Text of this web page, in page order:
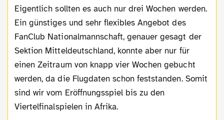
Eigentlich sollten es auch nur drei Wochen werden.
Ein günstiges und sehr flexibles Angebot des
FanClub Nationalmannschaft, genauer gesagt der
Sektion Mitteldeutschland, konnte aber nur für
einen Zeitraum von knapp vier Wochen gebucht
werden, da die Flugdaten schon feststanden. Somit
sind wir vom Eröffnungsspiel bis zu den
Viertelfinalspielen in Afrika.